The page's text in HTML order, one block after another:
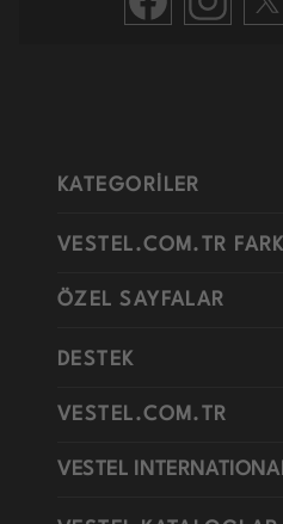
KATEGORİLER
VESTEL.COM.TR FARKI
ÖZEL SAYFALAR
DESTEK
VESTEL.COM.TR
VESTEL